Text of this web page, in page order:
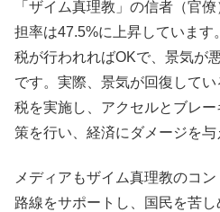
「ザイム真理教」の信者（官
担率は47.5%に上昇しています
税が行われればOKで、景気が
です。実際、景気が回復して
税を実施し、アクセルとブレ
策を行い、経済にダメージを与
メディアもザイム真理教のコ
路線をサポートし、国民を苦